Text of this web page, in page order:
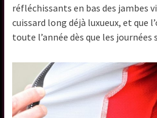
réfléchissants en bas des jambes
cuissard long déjà luxueux, et que
toute l’année dès que les journées